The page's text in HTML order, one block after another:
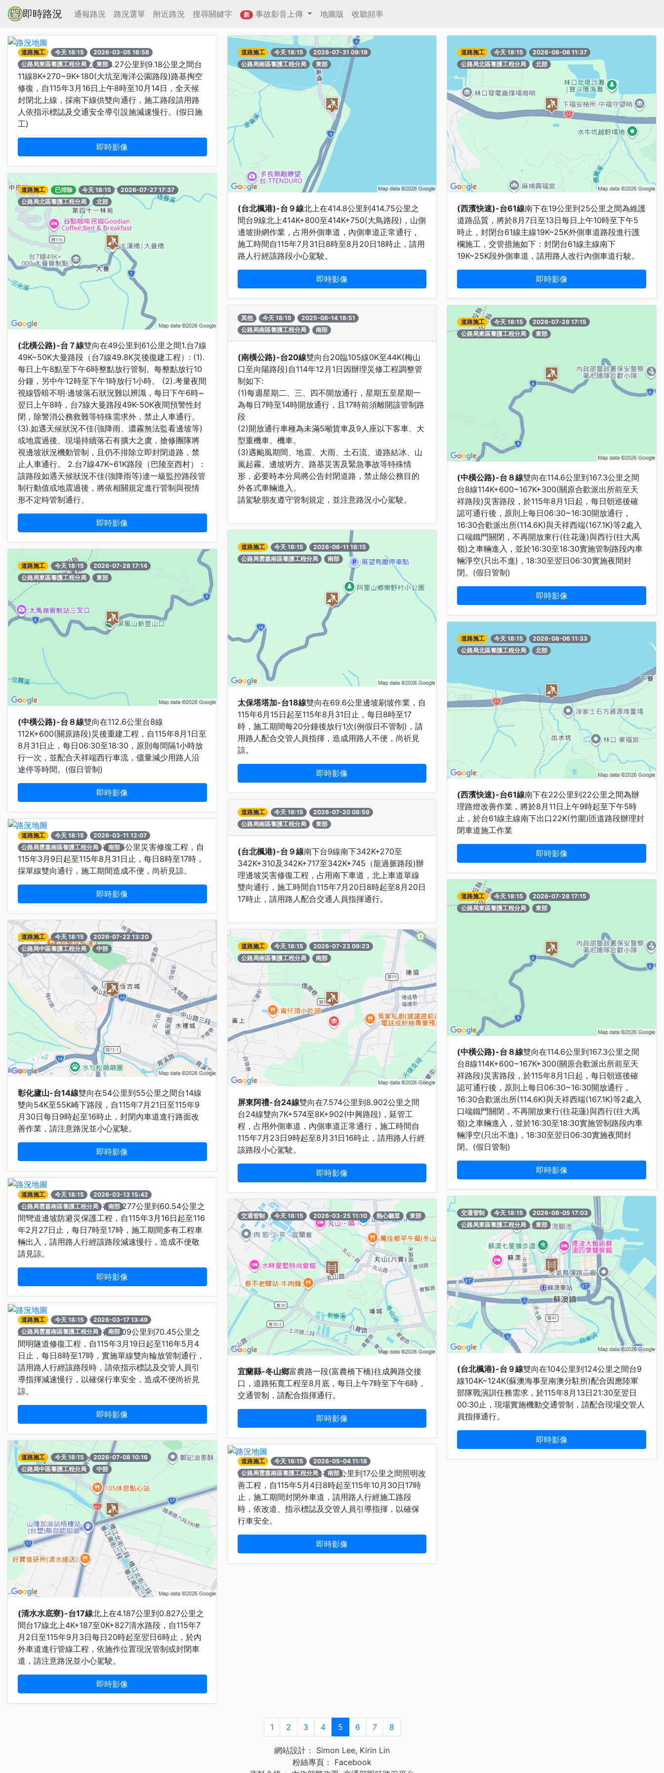
即時路況 通報路況 路況選單 附近路況 搜尋關鍵字 新 事故影音上傳 地圖版 收聽頻率
道路施工 今天 18:15
2026-03-05 16:58
公路局東區養護工程分局
東部
(花東海岸)-台11線北上在8.27公里到9.18公里之間台
11線8K+270~9K+180(大坑至海洋公園路段)路基掏空
修復，自115年3月16日上午8時至10月14日，全天候
封閉北上線，採南下線供雙向通行，施工路段請用路
人依指示標誌及交通安全導引設施減速慢行。(假日施
工)
即時影像
道路施工 已排除 今天 18:15
2026-07-27 17:37
公路局北區養護工程分局
北部
(北橫公路)-台７線雙向在49公里到61公里之間1.台7線
49K~50K大曼路段（台7線49.8K災後復建工程）: (1).
每日上午8點至下午6時整點放行管制。每整點放行10
分鐘，另中午12時至下午1時放行1小時。 (2).考量夜間
視線昏暗不明·邊坡落石狀況難以辨識，每日下午6時~
翌日上午8時，台7線大曼路段49K-50K夜間預警性封
閉，除警消公務救難等特殊需求外，禁止人車通行。
(3).如遇天候狀況不佳(強降雨、濃霧無法監看邊坡等)
或地震過後、現場持續落石有擴大之虞，搶修團隊將
視邊坡狀況機動管制，且仍不排除立即封閉道路，禁
止人車通行。 2.台7線47K~61K路段（巴陵至西村）：
該路段如遇天候狀況不佳(強降雨等)達一級監控路段管
制行動值或地震過後，將依相關規定進行管制與視情
形不定時管制通行。
即時影像
道路施工 今天 18:15
2026-07-28 17:14
公路局東區養護工程分局
東部
(中橫公路)-台８線雙向在112.6公里台8線
112K+600(關原路段)災後重建工程，自115年8月1日至
8月31日止，每日06:30至18:30，原則每間隔1小時放
行一次，並配合天祥端西行車流，儘量減少用路人沿
途停等時間。(假日管制)
即時影像
道路施工 今天 18:15
2026-03-11 12:07
公路局雲嘉南區養護工程分局
南部
(南橫公路)-台20線雙向在51.6公里災害修復工程，自
115年3月9日起至115年8月31日止，每日8時至17時，
採單線雙向通行，施工期間造成不便，尚祈見諒。
即時影像
道路施工 今天 18:15
2026-07-22 13:20
公路局中區養護工程分局
中部
彰化廬山-台14線雙向在54公里到55公里之間台14線
雙向54K至55K崎下路段，自115年7月21日至115年9
月30日每日9時起至16時止，封閉內車道進行路面改
善作業，請注意路況並小心駕駛。
即時影像
道路施工 今天 18:15
2026-03-13 15:42
公路局雲嘉南區養護工程分局
南部
太保塔塔加-台18線雙向在60.277公里到60.54公里之
間彎道邊坡防避災保護工程，自115年3月16日起至116
年2月27日止，每日7時至17時，施工期間多有工程車
輛出入，請用路人行經該路段減速慢行，造成不便敬
請見諒。
即時影像
道路施工 今天 18:15
2026-03-17 13:49
公路局雲嘉南區養護工程分局
南部
太保塔塔加-台18線雙向在70.09公里到70.45公里之
間明隧道修復工程，自115年3月19日起至116年5月4
日止，每日8時至17時，實施單線雙向輪放管制通行，
請用路人行經該路段時，請依指示標誌及交管人員引
導指揮減速慢行，以確保行車安全，造成不便尚祈見
諒。
即時影像
道路施工 今天 18:15
2026-07-08 10:16
公路局中區養護工程分局
中部
(清水水底寮)-台17線北上在4.187公里到0.827公里之
間台17線北上4K+187至0K+827清水路段，自115年7
月2日至115年9月3日每日20時起至翌日6時止，於內
外車道進行管線工程，依施作位置現況管制或封閉車
道，請注意路況並小心駕駛。
即時影像
道路施工 今天 18:15
2026-07-31 09:19
公路局南區養護工程分局
東部
(台北楓港)-台９線北上在414.8公里到414.75公里之
間台9線北上414K+800至414K+750(大鳥路段)，山側
邊坡掛網作業，占用外側車道，內側車道正常通行，
施工時間自115年7月31日8時至8月20日18時止，請用
路人行經該路段小心駕駛。
即時影像
其他 今天 18:15
2025-08-14 18:51
公路局南區養護工程分局
南部
(南橫公路)-台20線雙向台20臨105線0K至44K(梅山
口至向陽路段)自114年12月1日因辦理災修工程調整管
制如下:
(1)每週星期二、三、四不開放通行，星期五至星期一
為每日7時至14時開放通行，且17時前須離開該管制路
段
(2)開放通行車種為未滿5噸貨車及9人座以下客車、大
型重機車、機車。
(3)遇颱風期間、地震、大雨、土石流、道路結冰、山
嵐起霧、邊坡坍方、路基災害及緊急事故等特殊情
形，必要時本分局將公告封閉道路，禁止除公務目的
外各式車輛進入。
請駕駛朋友遵守管制規定，並注意路況小心駕駛。
道路施工 今天 18:15
2026-06-11 18:15
公路局雲嘉南區養護工程分局
南部
太保塔塔加-台18線雙向在69.6公里邊坡刷坡作業，自
115年6月15日起至115年8月31日止，每日8時至17
時，施工期間每20分鐘後放行1次(例假日不管制)，請
用路人配合交管人員指揮，造成用路人不便，尚祈見
諒。
即時影像
道路施工 今天 18:15
2026-07-20 08:59
公路局南區養護工程分局
東部
(台北楓港)-台９線南下台9線南下342K+270至
342K+310及342K+717至342K+745（龍過脈路段)辦
理邊坡災害修復工程，占用南下車道，北上車道單線
雙向通行，施工時間自115年7月20日8時起至8月20日
17時止，請用路人配合交通人員指揮通行。
道路施工 今天 18:15
2026-07-23 09:23
公路局南區養護工程分局
南部
屏東阿禮-台24線雙向在7.574公里到8.902公里之間
台24線雙向7K+574至8K+902(中興路段)，延管工
程，占用外側車道，內側車道正常通行，施工時間自
115年7月23日9時起至8月31日16時止，請用路人行經
該路段小心駕駛。
即時影像
交通管制 今天 18:15 2026-03-25 11:10 熱心聽眾 東部
宜蘭縣-冬山鄉富農路一段(富農橋下橋)往成興路交接
口，道路拓寬工程至8月底，每日上午7時至下午6時，
交通管制，請配合指揮通行。
即時影像
道路施工 今天 18:15
2026-05-04 11:18
公路局雲嘉南區養護工程分局
南部
(台南關廟)-台86線東向在12公里到17公里之間照明改
善工程，自115年5月4日8時起至115年10月30日17時
止，施工期間封閉外車道，請用路人行經施工路段
時，依改道、指示標誌及交管人員引導指揮，以確保
行車安全。
即時影像
道路施工 今天 18:15
2026-08-06 11:37
公路局北區養護工程分局
北部
(西濱快速)-台61線南下在19公里到25公里之間為維護
道路品質，將於8月7日至13日每日上午10時至下午5
時止，封閉台61線主線19K~25K外側車道路段進行護
欄施工，交管措施如下：封閉台61線主線南下
19K~25K段外側車道，請用路人改行內側車道行駛。
即時影像
道路施工 今天 18:15
2026-07-28 17:15
公路局東區養護工程分局
東部
(中橫公路)-台８線雙向在114.6公里到167.3公里之間
台8線114K+600~167K+300(關原合歡派出所前至天
祥路段)災害路段，於115年8月1日起，每日朝巡後確
認可通行後，原則上每日06:30~16:30開放通行，
16:30合歡派出所(114.6K)與天祥西端(167.1K)等2處入
口端鐵門關閉，不再開放東行(往花蓮)與西行(往大禹
嶺)之車輛進入，並於16:30至18:30實施管制路段內車
輛淨空(只出不進)，18:30至翌日06:30實施夜間封
閉。(假日管制)
即時影像
道路施工 今天 18:15
2026-08-06 11:33
公路局北區養護工程分局
北部
(西濱快速)-台61線南下在22公里到22公里之間為辦
理路燈改善作業，將於8月11日上午9時起至下午5時
止，於台61線主線南下出口22K(竹圍)匝道路段辦理封
閉車道施工作業
即時影像
道路施工 今天 18:15
2026-07-28 17:15
公路局東區養護工程分局
東部
(中橫公路)-台８線雙向在114.6公里到167.3公里之間
台8線114K+600~167K+300(關原合歡派出所前至天
祥路段)災害路段，於115年8月1日起，每日朝巡後確
認可通行後，原則上每日06:30~16:30開放通行，
16:30合歡派出所(114.6K)與天祥西端(167.1K)等2處入
口端鐵門關閉，不再開放東行(往花蓮)與西行(往大禹
嶺)之車輛進入，並於16:30至18:30實施管制路段內車
輛淨空(只出不進)，18:30至翌日06:30實施夜間封
閉。(假日管制)
即時影像
交通管制 今天 18:15
2026-08-05 17:03
公路局東區養護工程分局
東部
(台北楓港)-台９線雙向在104公里到124公里之間台9
線104K~124K(蘇澳海事至南澳分駐所)配合因應陸軍
部隊戰演訓任務需求，於115年8月13日21:30至翌日
00:30止，現場實施機動交通管制，請配合現場交管人
員指揮通行。
即時影像
1 2 3 4 5 6 7 8
網站設計： Simon Lee, Kirin Lin
粉絲專頁：
Facebook